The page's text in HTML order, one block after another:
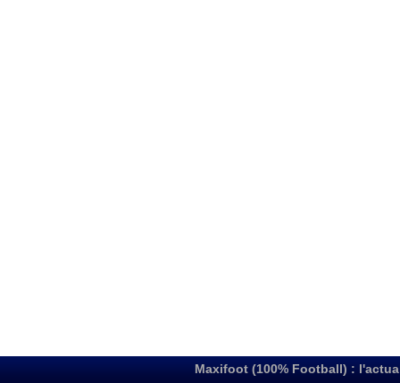
Maxifoot (100% Football) :